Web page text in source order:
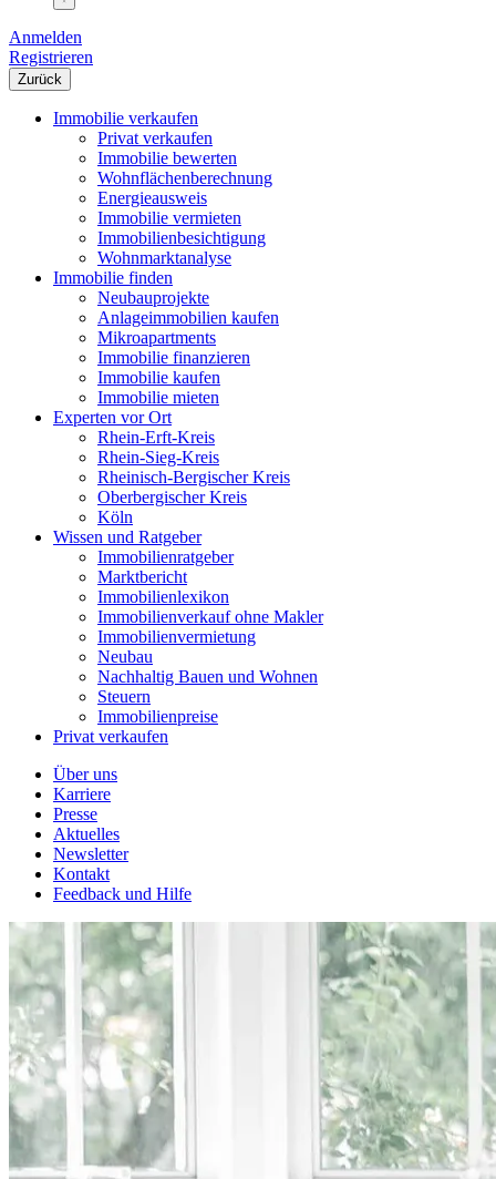
Anmelden
Registrieren
Zurück
Immobilie verkaufen
Privat verkaufen
Immobilie bewerten
Wohnflächenberechnung
Energieausweis
Immobilie vermieten
Immobilienbesichtigung
Wohnmarktanalyse
Immobilie finden
Neubauprojekte
Anlageimmobilien kaufen
Mikroapartments
Immobilie finanzieren
Immobilie kaufen
Immobilie mieten
Experten vor Ort
Rhein-Erft-Kreis
Rhein-Sieg-Kreis
Rheinisch-Bergischer Kreis
Oberbergischer Kreis
Köln
Wissen und Ratgeber
Immobilienratgeber
Marktbericht
Immobilienlexikon
Immobilienverkauf ohne Makler
Immobilienvermietung
Neubau
Nachhaltig Bauen und Wohnen
Steuern
Immobilienpreise
Privat verkaufen
Über uns
Karriere
Presse
Aktuelles
Newsletter
Kontakt
Feedback und Hilfe